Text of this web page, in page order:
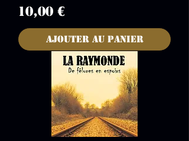
Prix
10,00 €
Ajouter au panier